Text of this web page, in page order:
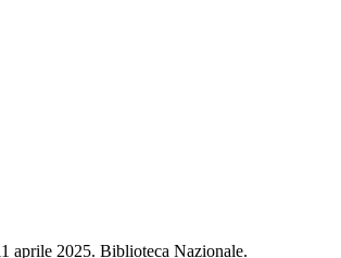
aprile 2025. Biblioteca Nazionale.